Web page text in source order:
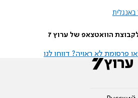
הוואטצאפ של ערוץ 7
פרסומת לא ראויה? דווחו לנו